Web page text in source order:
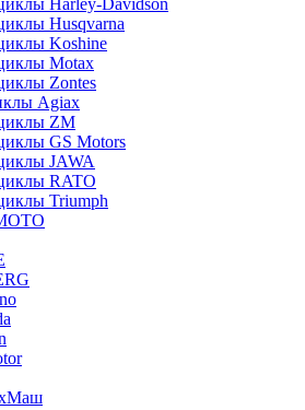
Harley-Davidson
Husqvarna
Koshine
Motax
Zontes
Agiax
ZM
GS Motors
JAWA
RATO
Triumph